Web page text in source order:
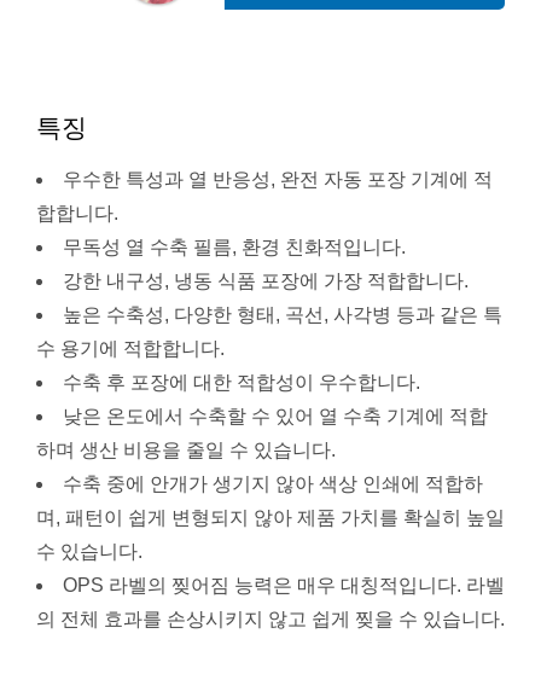
특징
우수한 특성과 열 반응성, 완전 자동 포장 기계에 적
합합니다.
무독성 열 수축 필름, 환경 친화적입니다.
강한 내구성, 냉동 식품 포장에 가장 적합합니다.
높은 수축성, 다양한 형태, 곡선, 사각병 등과 같은 특
수 용기에 적합합니다.
수축 후 포장에 대한 적합성이 우수합니다.
낮은 온도에서 수축할 수 있어 열 수축 기계에 적합
하며 생산 비용을 줄일 수 있습니다.
수축 중에 안개가 생기지 않아 색상 인쇄에 적합하
며, 패턴이 쉽게 변형되지 않아 제품 가치를 확실히 높일
수 있습니다.
OPS 라벨의 찢어짐 능력은 매우 대칭적입니다. 라벨
의 전체 효과를 손상시키지 않고 쉽게 찢을 수 있습니다.